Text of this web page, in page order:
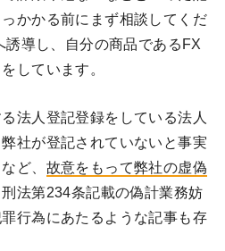
かかる前にまず相談してくだ
誘導し、自分の商品であるFX
しています。
法人登記登録をしている法人
社が登記されていないと事実
ど、 故意をもって弊社の虚偽
法第234条記載の偽計業務妨
行為にあたるような記事も存